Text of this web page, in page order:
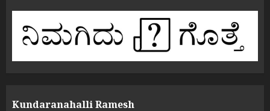
Kundaranahalli Ramesh